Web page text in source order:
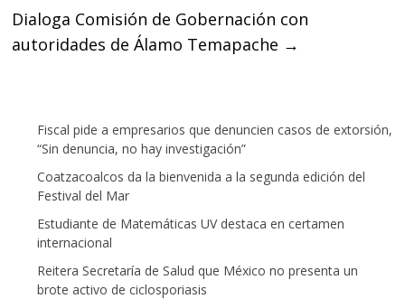
Dialoga Comisión de Gobernación con
autoridades de Álamo Temapache →
Fiscal pide a empresarios que denuncien casos de extorsión,
“Sin denuncia, no hay investigación”
Coatzacoalcos da la bienvenida a la segunda edición del
Festival del Mar
Estudiante de Matemáticas UV destaca en certamen
internacional
Reitera Secretaría de Salud que México no presenta un
brote activo de ciclosporiasis